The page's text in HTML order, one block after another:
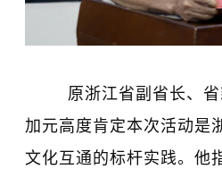
原浙江省副省长、省
加元高度肯定本次活动是
文化互通的标杆实践。他